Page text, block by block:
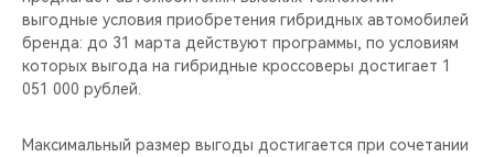
CHERY ДЛЯ ДЕТЕЙ
выгодные условия приобретения гибридных автомобилей
бренда: до 31 марта действуют программы, по условиям
которых выгода на гибридные кроссоверы достигает 1
051 000 рублей.
Максимальный размер выгоды достигается при сочетании